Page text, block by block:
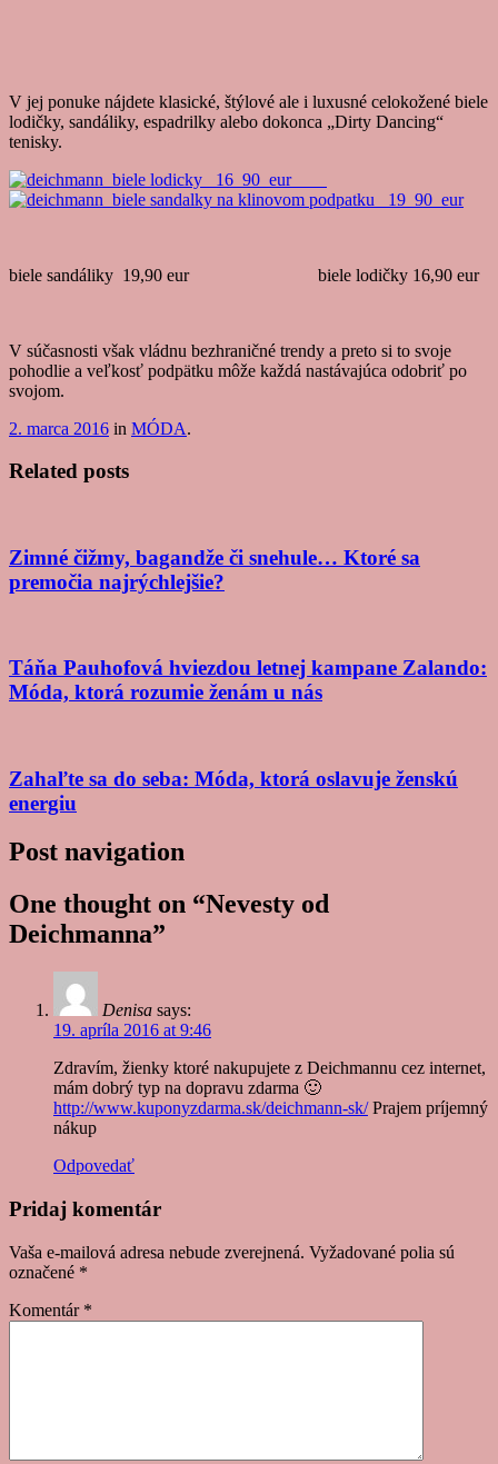
V jej ponuke nájdete klasické, štýlové ale i luxusné celokožené biele
lodičky, sandáliky, espadrilky alebo dokonca „Dirty Dancing“
tenisky.
biele sandáliky 19,90 eur biele lodičky 16,90 eur
V súčasnosti však vládnu bezhraničné trendy a preto si to svoje
pohodlie a veľkosť podpätku môže každá nastávajúca odobriť po
svojom.
2. marca 2016 in MÓDA.
Related posts
Zimné čižmy, bagandže či snehule… Ktoré sa
premočia najrýchlejšie?
Táňa Pauhofová hviezdou letnej kampane Zalando:
Móda, ktorá rozumie ženám u nás
Zahaľte sa do seba: Móda, ktorá oslavuje ženskú
energiu
Post navigation
One thought on “Nevesty od
Deichmanna”
Denisa says:
19. apríla 2016 at 9:46
Zdravím, žienky ktoré nakupujete z Deichmannu cez internet,
mám dobrý typ na dopravu zdarma 🙂
http://www.kuponyzdarma.sk/deichmann-sk/Prajem príjemný
nákup
Odpovedať
Pridaj komentár
Vaša e-mailová adresa nebude zverejnená. Vyžadované polia sú
označené *
Komentár *